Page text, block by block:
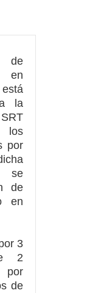
de
la
los
por
se
de
en
3
2
por
de